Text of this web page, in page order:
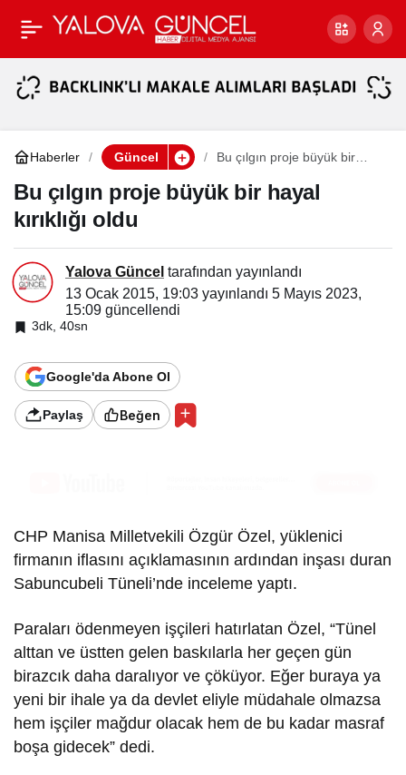
Haberler Güncel
Bu çılgın proje büyük bir
Bu çılgın proje büyük bir hayal
kırıklığı oldu
Yalova Güncel tarafından yayınlandı
13 Ocak 2015, 19:03 yayınlandı 5 Mayıs 2023,
15:09 güncellendi
3dk, 40sn
Google'da Abone Ol
Paylaş Beğen
CHP Manisa Milletvekili Özgür Özel, yüklenici
firmanın iflasını açıklamasının ardından inşası duran
Sabuncubeli Tüneli’nde inceleme yaptı.
Paraları ödenmeyen işçileri hatırlatan Özel, “Tünel
alttan ve üstten gelen baskılarla her geçen gün
birazcık daha daralıyor ve çöküyor. Eğer buraya ya
yeni bir ihale ya da devlet eliyle müdahale olmazsa
hem işçiler mağdur olacak hem de bu kadar masraf
boşa gidecek” dedi.
İstanbul’da bombalı
saldırı!
Paylaş